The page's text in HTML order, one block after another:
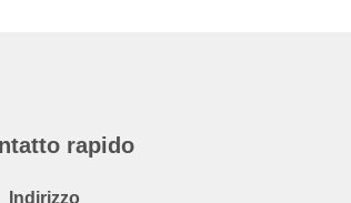
rapido
Indirizzo